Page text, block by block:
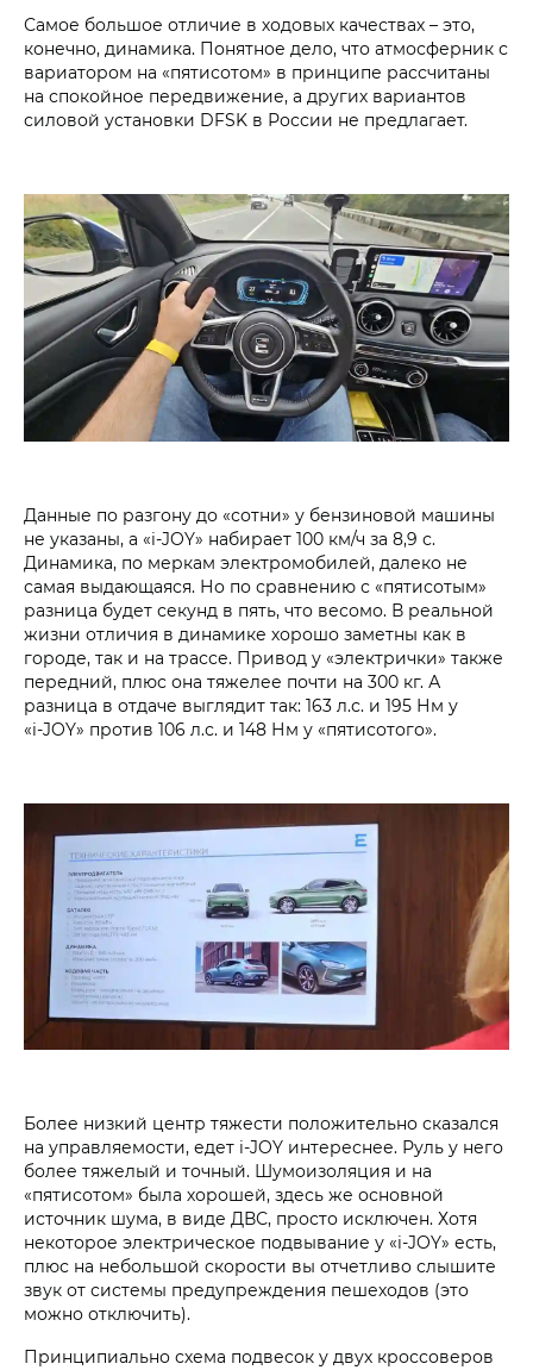
Самое большое отличие в ходовых качествах – это,
конечно, динамика. Понятное дело, что атмосферник с
вариатором на «пятисотом» в принципе рассчитаны
на спокойное передвижение, а других вариантов
силовой установки DFSK в России не предлагает.
Данные по разгону до «сотни» у бензиновой машины
не указаны, а «i‑JOY» набирает 100 км/ч за 8,9 с.
Динамика, по меркам электромобилей, далеко не
самая выдающаяся. Но по сравнению с «пятисотым»
разница будет секунд в пять, что весомо. В реальной
жизни отличия в динамике хорошо заметны как в
городе, так и на трассе. Привод у «электрички» также
передний, плюс она тяжелее почти на 300 кг. А
разница в отдаче выглядит так: 163 л.с. и 195 Нм у
«i‑JOY» против 106 л.с. и 148 Нм у «пятисотого».
Более низкий центр тяжести положительно сказался
на управляемости, едет i‑JOY интереснее. Руль у него
более тяжелый и точный. Шумоизоляция и на
«пятисотом» была хорошей, здесь же основной
источник шума, в виде ДВС, просто исключен. Хотя
некоторое электрическое подвывание у «i‑JOY» есть,
плюс на небольшой скорости вы отчетливо слышите
звук от системы предупреждения пешеходов (это
можно отключить).
Принципиально схема подвесок у двух кроссоверов